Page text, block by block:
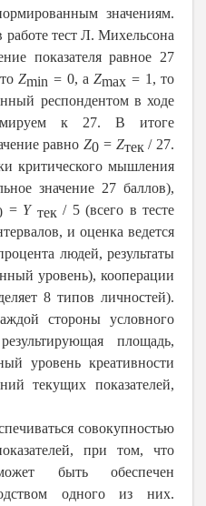
значениям.
тест Л. Михельсона
показателя равное 27
Zmin = 0, а Zmax = 1, то
респондентом в ходе
к 27. В итоге
равно Z0 = Zтек/ 27.
критического мышления
значение 27 баллов),
= Y тек/ 5 (всего в тесте
и оценка ведется
людей, результаты
уровень), кооперации
8 типов личностей).
стороны условного
площадь,
уровень креативности
текущих показателей,
совокупностью
при том, что
быть обеспечен
одного из них.